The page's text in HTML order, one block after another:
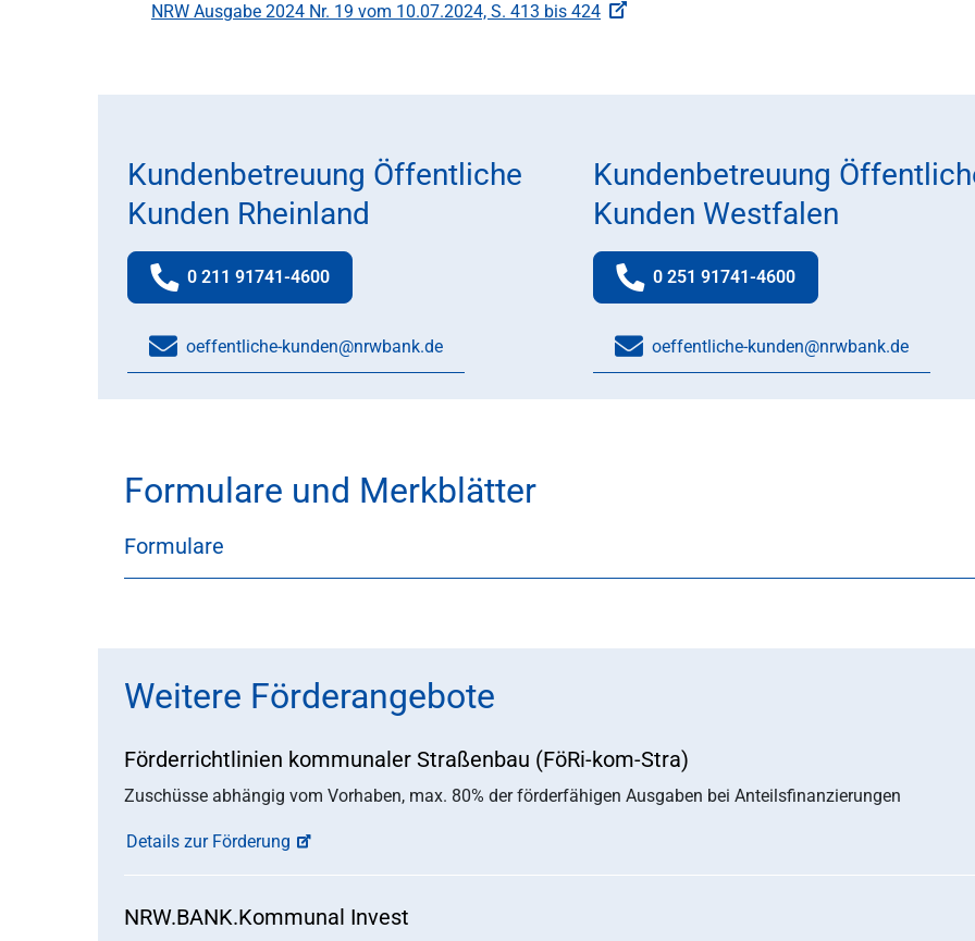
NRW Ausgabe 2024 Nr. 19 vom 10.07.2024, S. 413 bis 424
Kundenbetreuung Öffentliche
Kunden Rheinland
Telefonnummer:
0 211 91741-4600
oeffentliche-kunden@nrwbank.de
Kundenbetreuung
Kunden Westfalen
Telefonnummer:
0 251 91741-4600
oeffentliche-kunden@nrwbank.de
Formulare und Merkblätter
Formulare
Weitere Förderangebote
Förderrichtlinien kommunaler Straßenbau (FöRi-kom-Stra)
Zuschüsse abhängig vom Vorhaben, max. 80% der förderfähigen Ausgaben bei Anteilsfinanzierungen
Details zur Förderung
NRW.BANK.Kommunal Invest